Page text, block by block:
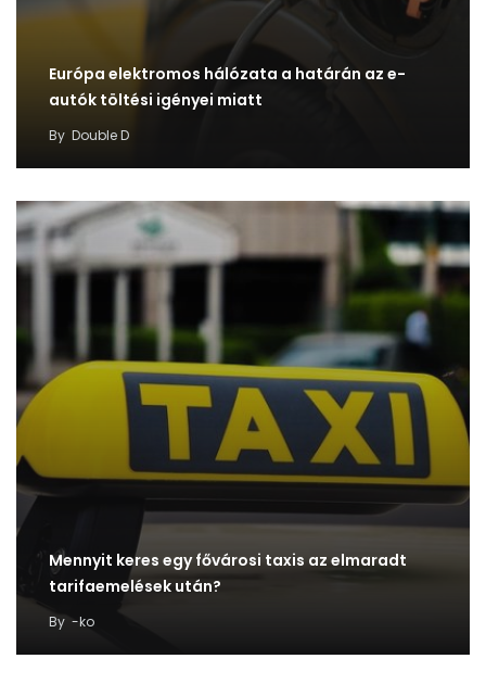
Európa elektromos hálózata a határán az e-
autók töltési igényei miatt
By Double D
Mennyit keres egy fővárosi taxis az elmaradt
tarifaemelések után?
By -ko